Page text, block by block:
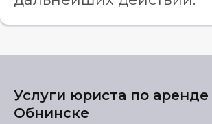
Услуги юриста по аренде
Обнинске